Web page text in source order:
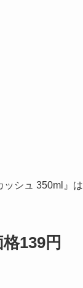
ッシュ 350ml』は
139円